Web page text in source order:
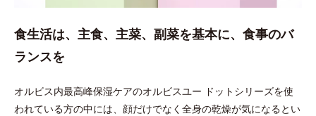
食生活は、主食、主菜、副菜を基本に、食事のバ
ランスを
オルビス内最高峰保湿ケアのオルビスユー ドットシリーズを使
われている方の中には、顔だけでなく全身の乾燥が気になるとい